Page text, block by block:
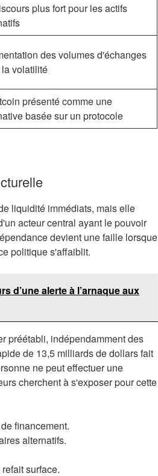
plus fort pour les actifs
des volumes d'échanges
volatilité
présenté comme une
basée sur un protocole
liquidité immédiats, mais elle
acteur central ayant le pouvoir
devient une faille lorsque
politique s'affaiblit.
d’une alerte à l’arnaque aux
préétabli, indépendamment des
de 13,5 milliards de dollars fait
ne peut effectuer une
cherchent à s'exposer pour cette
financement.
alternatifs.
surface.